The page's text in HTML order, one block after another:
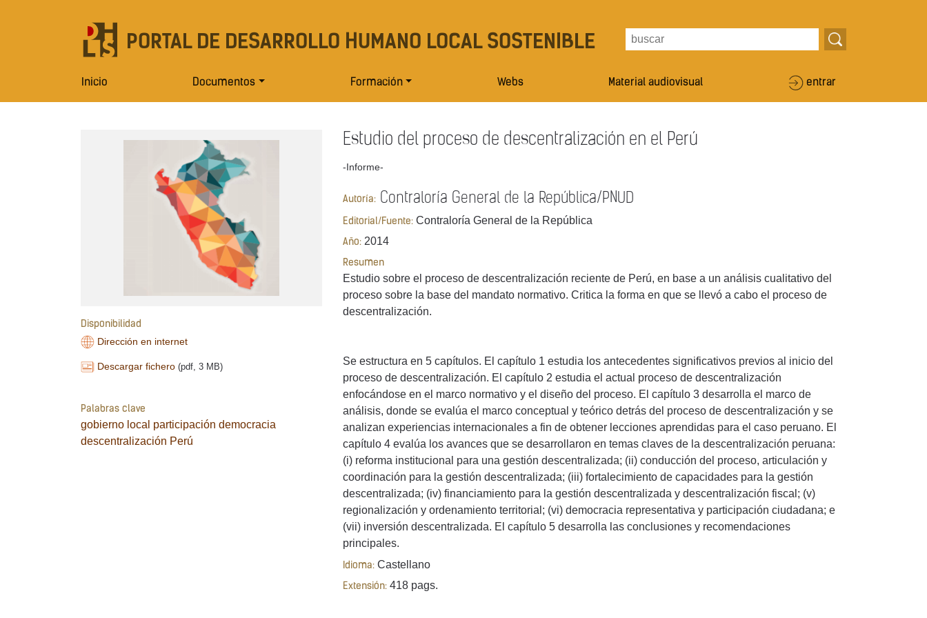
PORTAL DE DESARROLLO HUMANO LOCAL SOSTENIBLE
Inicio Documentos Formación Webs Material audiovisual entrar
Disponibilidad
Dirección en internet
Descargar fichero (pdf, 3 MB)
Palabras clave
gobierno local participación democracia
descentralización Perú
Estudio del proceso de descentralización en el Perú
-Informe-
Autoría: Contraloría General de la República/PNUD
Editorial/Fuente: Contraloría General de la República
Año: 2014
Resumen
Estudio sobre el proceso de descentralización reciente de Perú, en base a un análisis cualitativo del
proceso sobre la base del mandato normativo. Critica la forma en que se llevó a cabo el proceso de
descentralización.
Se estructura en 5 capítulos. El capítulo 1 estudia los antecedentes significativos previos al inicio del
proceso de descentralización. El capítulo 2 estudia el actual proceso de descentralización
enfocándose en el marco normativo y el diseño del proceso. El capítulo 3 desarrolla el marco de
análisis, donde se evalúa el marco conceptual y teórico detrás del proceso de descentralización y se
analizan experiencias internacionales a fin de obtener lecciones aprendidas para el caso peruano. El
capítulo 4 evalúa los avances que se desarrollaron en temas claves de la descentralización peruana:
(i) reforma institucional para una gestión descentralizada; (ii) conducción del proceso, articulación y
coordinación para la gestión descentralizada; (iii) fortalecimiento de capacidades para la gestión
descentralizada; (iv) financiamiento para la gestión descentralizada y descentralización fiscal; (v)
regionalización y ordenamiento territorial; (vi) democracia representativa y participación ciudadana; e
(vii) inversión descentralizada. El capítulo 5 desarrolla las conclusiones y recomendaciones
principales.
Idioma: Castellano
Extensión: 418 pags.